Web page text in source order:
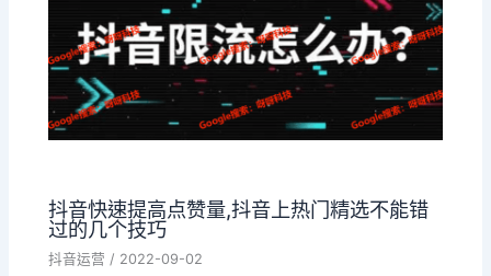
抖音快速提高点赞量,抖音上热门精选不能错
过的几个技巧
抖音运营 / 2022-09-02